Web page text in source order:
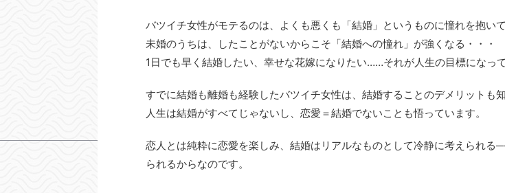
バツイチ女性がモテるのは、よくも悪くも「結婚」というものに憧れを抱いて
未婚のうちは、したことがないからこそ「結婚への憧れ」が強くなる・・・
1日でも早く結婚したい、幸せな花嫁になりたい……それが人生の目標になっ
すでに結婚も離婚も経験したバツイチ女性は、結婚することのデメリットも知
人生は結婚がすべてじゃないし、恋愛＝結婚でないことも悟っています。
恋人とは純粋に恋愛を楽しみ、結婚はリアルなものとして冷静に考えられ
られるからなのです。